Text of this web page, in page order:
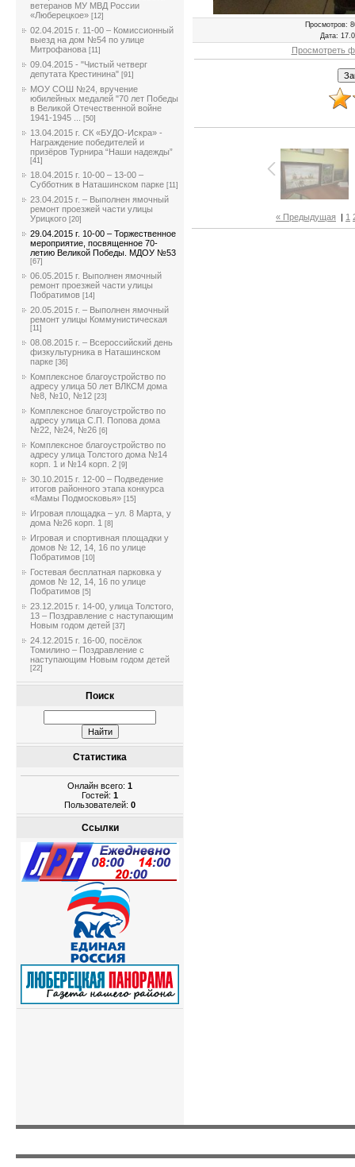
ветеранов МУ МВД России
«Люберецкое» [12]
02.04.2015 г. 11-00 – Комиссионный
выезд на дом №54 по улице
Митрофанова [11]
09.04.2015 - "Чистый четверг
депутата Крестинина" [91]
МОУ СОШ №24, вручение
юбилейных медалей "70 лет Победы
в Великой Отечественной войне
1941-1945 ...
[50]
13.04.2015 г. СК «БУДО-Искра» -
Награждение победителей и
призёров Турнира “Наши надежды”
[41]
18.04.2015 г. 10-00 – 13-00 –
Субботник в Наташинском парке [11]
23.04.2015 г. – Выполнен ямочный
ремонт проезжей части улицы
Урицкого [20]
29.04.2015 г. 10-00 – Торжественное
мероприятие, посвященное 70-
летию Великой Победы. МДОУ №53
[67]
06.05.2015 г. Выполнен ямочный
ремонт проезжей части улицы
Побратимов [14]
20.05.2015 г. – Выполнен ямочный
ремонт улицы Коммунистическая
[11]
08.08.2015 г. – Всероссийский день
физкультурника в Наташинском
парке [36]
Комплексное благоустройство по
адресу улица 50 лет ВЛКСМ дома
№8, №10, №12 [23]
Комплексное благоустройство по
адресу улица С.П. Попова дома
№22, №24, №26 [6]
Комплексное благоустройство по
адресу улица Толстого дома №14
корп. 1 и №14 корп. 2 [9]
30.10.2015 г. 12-00 – Подведение
итогов районного этапа конкурса
«Мамы Подмосковья» [15]
Игровая площадка – ул. 8 Марта, у
дома №26 корп. 1 [8]
Игровая и спортивная площадки у
домов № 12, 14, 16 по улице
Побратимов [10]
Гостевая бесплатная парковка у
домов № 12, 14, 16 по улице
Побратимов [5]
23.12.2015 г. 14-00, улица Толстого,
13 – Поздравление с наступающим
Новым годом детей [37]
24.12.2015 г. 16-00, посёлок
Томилино – Поздравление с
наступающим Новым годом детей
[22]
Поиск
Статистика
Онлайн всего: 1
Гостей: 1
Пользователей: 0
Ссылки
Просмотров:
Дата:
Просмотреть
« Предыдущая | 1